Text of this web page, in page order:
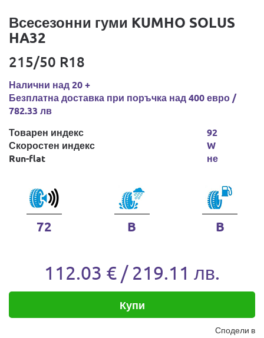
Всесезонни гуми KUMHO SOLUS
HA32
215/50 R18
Налични над 20 +
Безплатна доставка при поръчка над 400 евро /
782.33 лв
Товарен индекс
Скоростен индекс
Run-flat
92
W
не
72 B B
112.03 € / 219.11 лв.
Купи
Сподели в